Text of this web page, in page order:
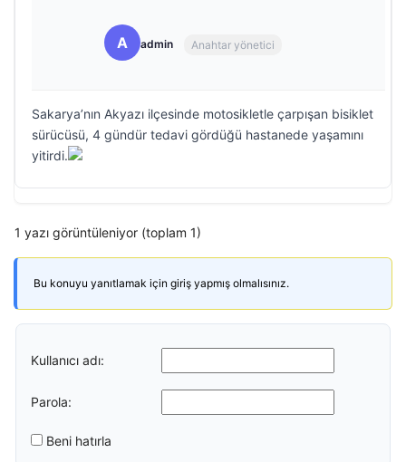
A admin Anahtar yönetici
Sakarya’nın Akyazı ilçesinde motosikletle çarpışan bisiklet
sürücüsü, 4 gündür tedavi gördüğü hastanede yaşamını
yitirdi.
1 yazı görüntüleniyor (toplam 1)
Bu konuyu yanıtlamak için giriş yapmış olmalısınız.
Kullanıcı adı:
Parola:
Beni hatırla